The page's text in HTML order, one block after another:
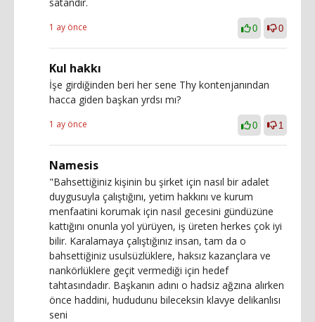
1 ay önce 0 0
Kul hakkı
İşe girdiğinden beri her sene Thy kontenjanından
hacca giden başkan yrdsı mı?
1 ay önce 0 1
Namesis
"Bahsettiğiniz kişinin bu şirket için nasıl bir adalet
duygusuyla çalıştığını, yetim hakkını ve kurum
menfaatini korumak için nasıl gecesini gündüzüne
kattığını onunla yol yürüyen, iş üreten herkes çok iyi
bilir. Karalamaya çalıştığınız insan, tam da o
bahsettiğiniz usulsüzlüklere, haksız kazançlara ve
nankörlüklere geçit vermediği için hedef
tahtasındadır. Başkanın adını o hadsiz ağzına alırken
önce haddini, hududunu bileceksin klavye delikanlısı
seni